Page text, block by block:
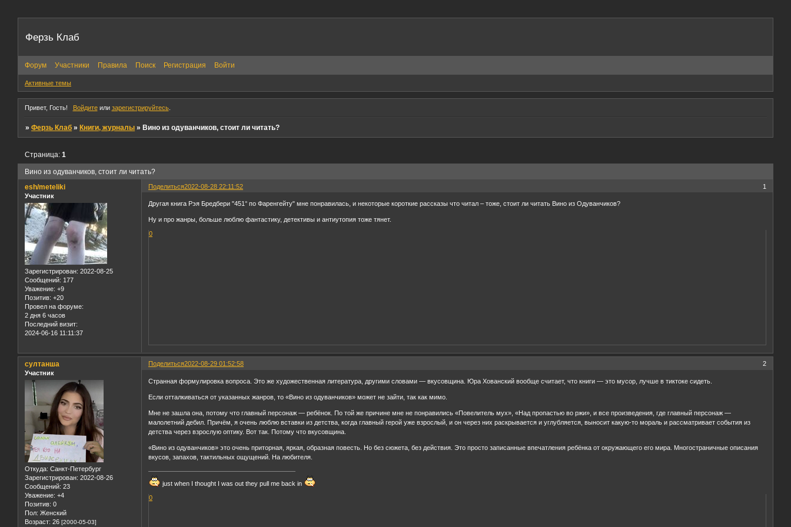
Ферзь Клаб
Форум Участники Правила Поиск Регистрация Войти
Активные темы
Привет, Гость! Войдитеили зарегистрируйтесь.
»Ферзь Клаб »Книги, журналы »Вино из одуванчиков, стоит ли читать?
Вино из одуванчиков, стоит ли читать?
Страница:1
Поделиться 1
2022-08-28 22:11:52
esh/meteliki
Участник
Зарегистрирован: 2022-08-25
Сообщений: 177
Уважение: +9
Позитив: +20
Провел на форуме:
2 дня 6 часов
Последний визит:
2024-06-16 11:11:37
Другая книга Рэя Бредбери "451° по Фаренгейту" мне понравилась, и некоторые короткие рассказы что читал – тоже, стоит ли читать Вино из Одуванчиков?
Ну и про жанры, больше люблю фантастику, детективы и антиутопия тоже тянет.
0
Поделиться 2
2022-08-29 01:52:58
султанша
Участник
Откуда: Санкт-Петербург
Зарегистрирован: 2022-08-26
Сообщений: 23
Уважение: +4
Позитив: 0
Пол: Женский
Возраст: 26 [2000-05-03]
Странная формулировка вопроса. Это же художественная литература, другими словами — вкусовщина. Юра Хованский вообще считает, что книги — это мусор, лучше в тиктоке сидеть.
Если отталкиваться от указанных жанров, то «Вино из одуванчиков» может не зайти, так как мимо.
Мне не зашла она, потому что главный персонаж — ребёнок. По той же причине мне не понравились «Повелитель мух», «Над пропастью во ржи», и все произведения, где главный персонаж —
малолетний дебил. Причём, я очень люблю вставки из детства, когда главный герой уже взрослый, и он через них раскрывается и углубляется, выносит какую-то мораль и рассматривает события из
детства через взрослую оптику. Вот так. Потому что вкусовщина.
«Вино из одуванчиков» это очень приторная, яркая, образная повесть. Но без сюжета, без действия. Это просто записанные впечатления ребёнка от окружающего его мира. Многостраничные описания
вкусов, запахов, тактильных ощущений. На любителя.
just when I thought I was out they pull me back in
0